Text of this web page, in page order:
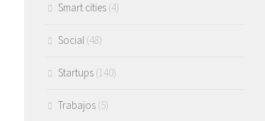
Smart cities (4)
Social (48)
Startups (140)
Trabajos (5)